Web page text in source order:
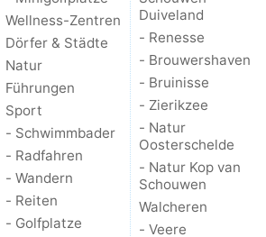
Wellness-Zentren
Dörfer & Städte
Natur
Führungen
Sport
- Schwimmbader
- Radfahren
- Wandern
- Reiten
- Golfplatze
Duiveland
- Renesse
- Brouwershaven
- Bruinisse
- Zierikzee
- Natur
Oosterschelde
- Natur Kop van
Schouwen
Walcheren
- Veere